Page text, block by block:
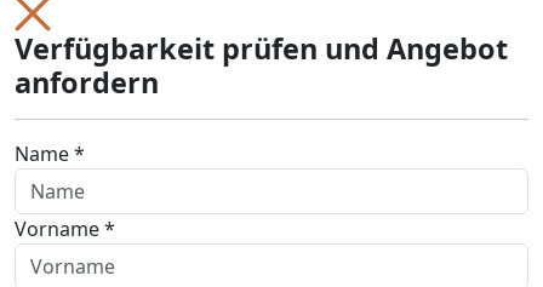
Verfügbarkeit prüfen und Angebot
anfordern
Name *
Vorname *